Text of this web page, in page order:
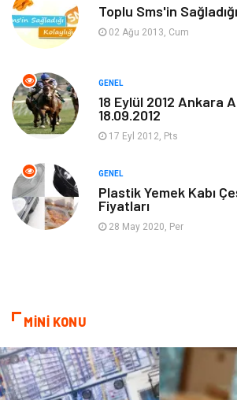
Dekorasyon Tatil
Makine
Güzellik & Bakım
Organizasyon
Hizmet
Aksesuar
Toplu Sms'in
02 Ağu 2013, Cum
GENEL
18 Eylül 2012 Ankara
18.09.2012
17 Eyl 2012, Pts
GENEL
Plastik Yemek Kabı
Fiyatları
28 May 2020, Per
MİNİ KONU